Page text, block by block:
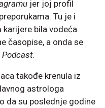
jer joj profil
Tu je i
karijere bila vodeća
časopise, a onda se
Podcast.
takođe krenula iz
astrologa
da su poslednje godine